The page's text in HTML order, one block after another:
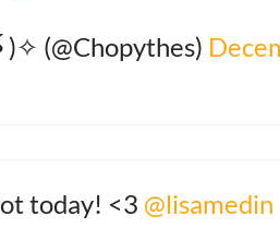
ˊˎ˗ ‏( • ̀ω•́ )✧ (@Chopythes)
today! <3 @lisamedin